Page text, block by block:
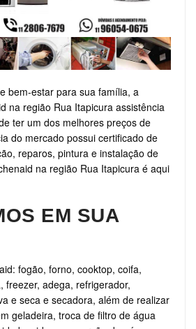
bem-estar para sua família, a
na região Rua Itapicura assistência
ter um dos melhores preços de
do mercado possui certificado de
reparos, pintura e instalação de
na região Rua Itapicura é aqui
EM SUA
fogão, forno, cooktop, coifa,
freezer, adega, refrigerador,
e seca e secadora, além de realizar
geladeira, troca de filtro de água